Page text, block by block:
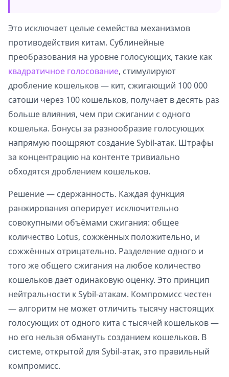
Это исключает целые семейства механизмов
противодействия китам. Субли­нейные
преобразования на уровне голосующих, такие как
квадратичное голосование, стимулируют
дробление кошельков — кит, сжигающий 100 000
сатоши через 100 кошельков, получает в десять раз
больше влияния, чем при сжигании с одного
кошелька. Бонусы за разнообразие голосующих
напрямую поощряют создание Sybil-атак. Штрафы
за концентрацию на контенте тривиально
обходятся дроблением кошельков.
Решение — сдержанность. Каждая функция
ранжирования оперирует исключительно
совокупными объёмами сжигания: общее
количество Lotus, сожжённых положительно, и
сожжённых отрицательно. Разделение одного и
того же общего сжигания на любое количество
кошельков даёт одинаковую оценку. Это принцип
нейтральности к Sybil-атакам. Компромисс честен
— алгоритм не может отличить тысячу настоящих
голосующих от одного кита с тысячей кошельков —
но его нельзя обмануть созданием кошельков. В
системе, открытой для Sybil-атак, это правильный
компромисс.